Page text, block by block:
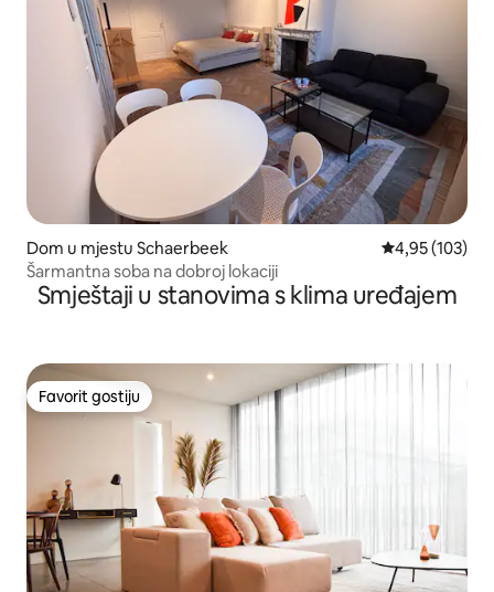
Dom u mjestu Schaerbeek Prosječna
4,95 (103)
Šarmantna soba na dobroj lokaciji
Smještaji u stanovima s klima uređajem
Favorit gostiju
Favorit gostiju